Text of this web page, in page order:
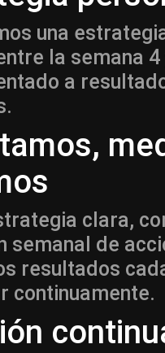
una
la semana 4
a
clara,
semanal de
resultados
continuamente.